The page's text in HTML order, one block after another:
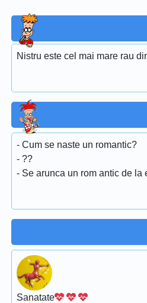
Nistru este cel mai mare rau
- Cum se naste un romantic?
- ??
- Se arunca un rom antic de la
Sanatate